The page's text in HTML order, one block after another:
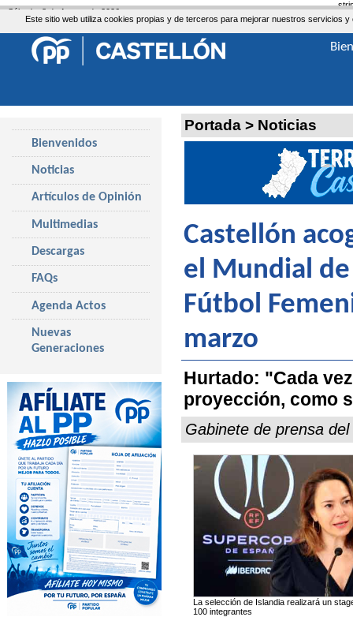
Este sitio web utiliza cookies propias y de terceros para mejorar nuestros servicios
Portada > Noticias
Castellón
el Mundial de
Fútbol
marzo
Hurtado: "Cada
proyección, como
Gabinete de prensa
La selección de Islandia realizará un
100 integrantes
Bienvenidos
Noticias
Artículos de Opinión
Multimedias
Descargas
FAQs
Agenda Actos
Nuevas
Generaciones
Sábado, 8 de Agosto de 2026